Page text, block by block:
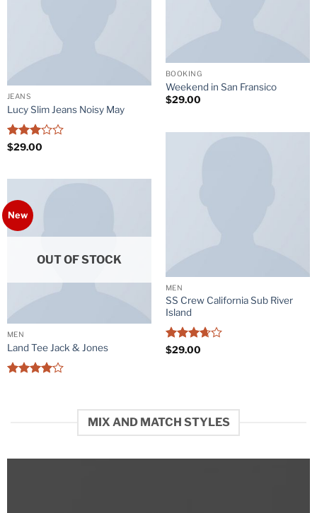
BOOKING
Weekend in San Fransico
$29.00
JEANS
Lucy Slim Jeans Noisy May
Rated
$29.00
MEN
SS Crew California Sub River
Island
Rated
$29.00
New
OUT OF STOCK
MEN
Land Tee Jack & Jones
MIX AND MATCH STYLES